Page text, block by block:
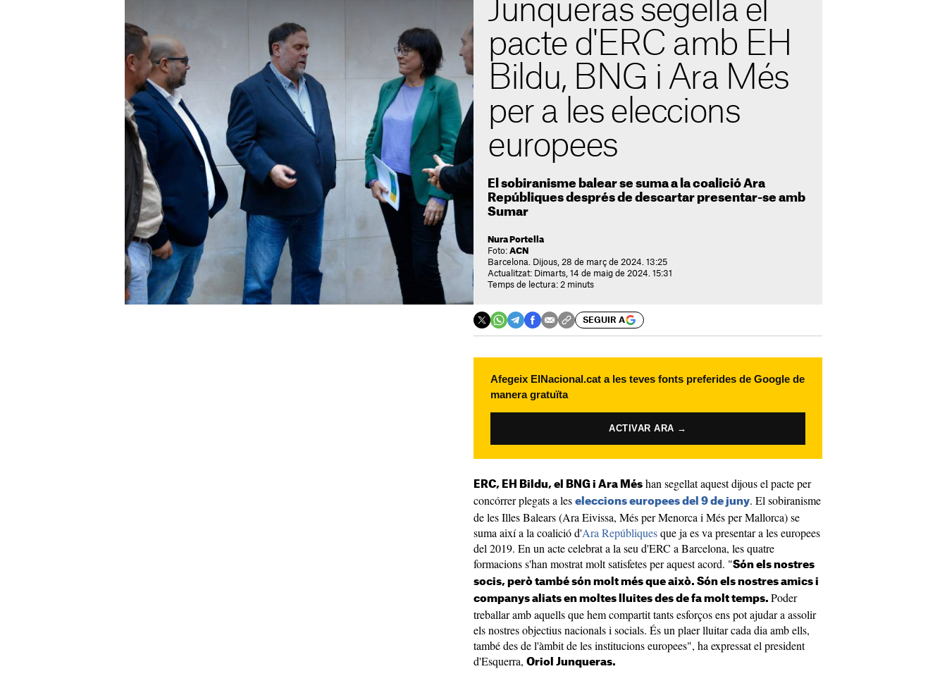
Junqueras segella el
pacte d'ERC amb EH
Bildu, BNG i Ara Més
per a les eleccions
europees
El sobiranisme balear se suma a la coalició Ara
Repúbliques després de descartar presentar-se amb
Sumar
Nura Portella
Foto: ACN
Barcelona. Dijous, 28 de març de 2024. 13:25
Actualitzat: Dimarts, 14 de maig de 2024. 15:31
Temps de lectura: 2 minuts
SEGUIR A
Afegeix ElNacional.cat a les teves fonts preferides de Google de
manera gratuïta
ACTIVAR ARA →
ERC, EH Bildu, el BNG i Ara Més han segellat aquest dijous el pacte per
concórrer plegats a les eleccions europees del 9 de juny. El sobiranisme
de les Illes Balears (Ara Eivissa, Més per Menorca i Més per Mallorca) se
suma així a la coalició d'Ara Repúbliquesque ja es va presentar a les europees
del 2019. En un acte celebrat a la seu d'ERC a Barcelona, les quatre
formacions s'han mostrat molt satisfetes per aquest acord. "Són els nostres
socis, però també són molt més que això. Són els nostres amics i
companys aliats en moltes lluites des de fa molt temps. Poder
treballar amb aquells que hem compartit tants esforços ens pot ajudar a assolir
els nostres objectius nacionals i socials. És un plaer lluitar cada dia amb ells,
també des de l'àmbit de les institucions europees", ha expressat el president
d'Esquerra, Oriol Junqueras.